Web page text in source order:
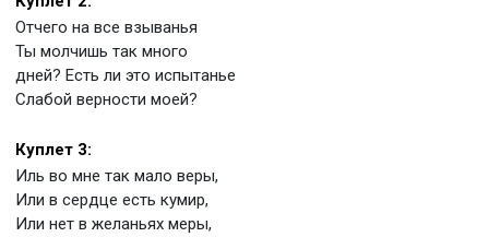
Отчего на все взыванья
Ты молчишь так много
дней? Есть ли это испытанье
Слабой верности моей?
Куплет 3:
Иль во мне так мало веры,
Или в сердце есть кумир,
Или нет в желаньях меры,